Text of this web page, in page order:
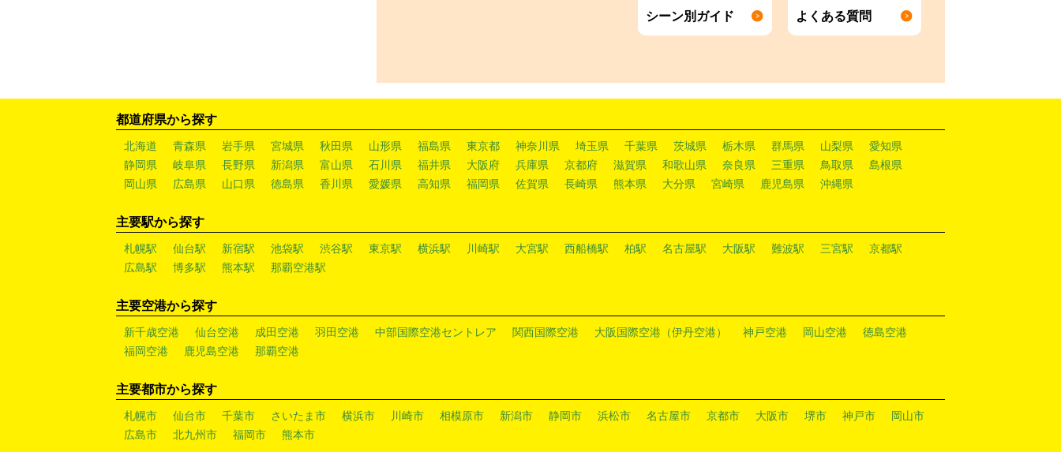
シーン別ガイド よくある質問
都道府県から探す
北海道 青森県 岩手県 宮城県 秋田県 山形県 福島県 東京都 神奈川県 埼玉県 千葉県 茨城県 栃木県 群馬県 山梨県
愛知県
静岡県
岐阜県 長野県 新潟県 富山県 石川県 福井県 大阪府 兵庫県 京都府 滋賀県 和歌山県 奈良県 三重県 鳥取県
島根県
岡山県
広島県 山口県 徳島県 香川県 愛媛県 高知県 福岡県 佐賀県 長崎県 熊本県 大分県 宮崎県 鹿児島県 沖縄県
主要駅から探す
札幌駅 仙台駅 新宿駅 池袋駅 渋谷駅 東京駅 横浜駅 川崎駅 大宮駅 西船橋駅 柏駅 名古屋駅 大阪駅 難波駅 三宮駅
京都駅
広島駅
博多駅 熊本駅 那覇空港駅
主要空港から探す
新千歳空港 仙台空港 成田空港 羽田空港 中部国際空港セントレア 関西国際空港 大阪国際空港（伊丹空港） 神戸空港 岡山空港
徳島空港
福岡空港
鹿児島空港 那覇空港
主要都市から探す
札幌市 仙台市 千葉市 さいたま市 横浜市 川崎市 相模原市 新潟市 静岡市 浜松市 名古屋市 京都市 大阪市 堺市 神戸市
岡山市
広島市
北九州市 福岡市 熊本市